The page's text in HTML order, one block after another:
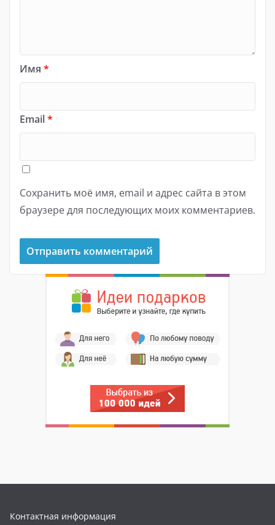
Имя *
Email*
Сохранить моё имя, email и адрес сайта в этом
браузере для последующих моих комментариев.
Контактная информация